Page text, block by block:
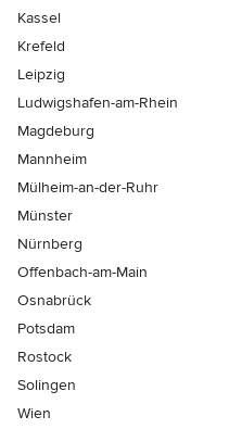
Kassel
Krefeld
Leipzig
Ludwigshafen-am-Rhein
Magdeburg
Mannheim
Mülheim-an-der-Ruhr
Münster
Nürnberg
Offenbach-am-Main
Osnabrück
Potsdam
Rostock
Solingen
Wien